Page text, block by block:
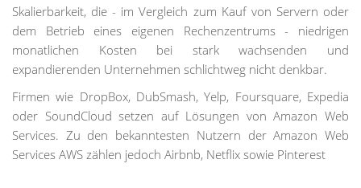
Skalierbarkeit, die - im Vergleich zum Kauf von Servern oder
dem Betrieb eines eigenen Rechenzentrums - niedrigen
monatlichen Kosten bei stark wachsenden und
expandierenden Unternehmen schlichtweg nicht denkbar.
Firmen wie DropBox, DubSmash, Yelp, Foursquare, Expedia
oder SoundCloud setzen auf Lösungen von Amazon Web
Services. Zu den bekanntesten Nutzern der Amazon Web
Services AWS zählen jedoch Airbnb, Netflix sowie Pinterest